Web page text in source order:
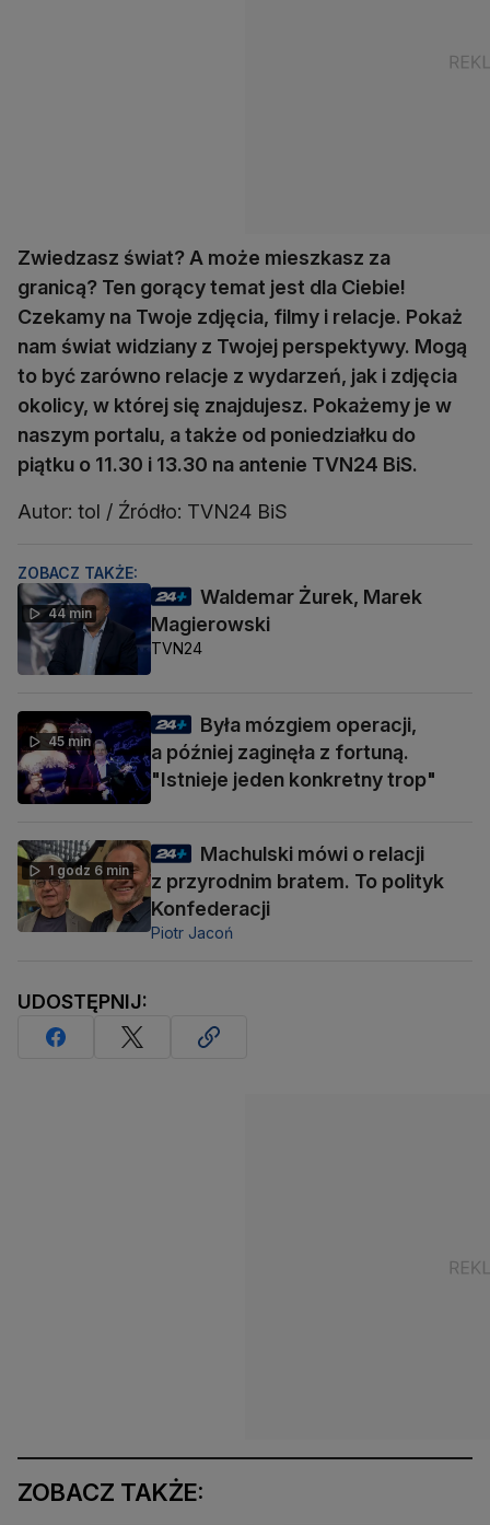
Zwiedzasz świat? A może mieszkasz za
granicą? Ten gorący temat jest dla Ciebie!
Czekamy na Twoje zdjęcia, filmy i relacje. Pokaż
nam świat widziany z Twojej perspektywy. Mogą
to być zarówno relacje z wydarzeń, jak i zdjęcia
okolicy, w której się znajdujesz. Pokażemy je w
naszym portalu, a także od poniedziałku do
piątku o 11.30 i 13.30 na antenie TVN24 BiS.
Autor: tol / Źródło: TVN24 BiS
ZOBACZ TAKŻE:
44 min
Waldemar Żurek, Marek
Magierowski
TVN24
45 min
Była mózgiem operacji,
a później zaginęła z fortuną.
"Istnieje jeden konkretny trop"
1 godz 6 min
Machulski mówi o relacji
z przyrodnim bratem. To polityk
Konfederacji
Piotr Jacoń
UDOSTĘPNIJ:
ZOBACZ TAKŻE: